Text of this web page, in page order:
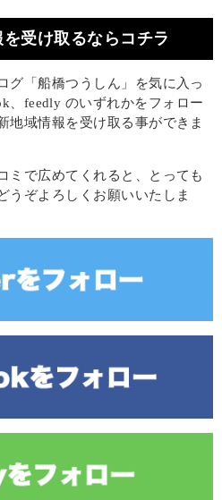
受け取るならコチラ
グ「船橋つうしん」を気に入っ
、feedly のいずれかをフォロー
地域情報を受け取る事ができま
ミで広めてくれると、とっても
うぞよろしくお願いいたしま